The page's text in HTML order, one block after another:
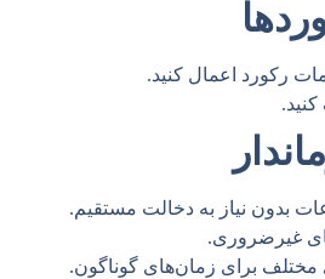
رکورد اعمال کنید.
بدون نیاز به دخالت مستقیم.
غیرضروری.
مختلف برای زمان‌های گوناگون.